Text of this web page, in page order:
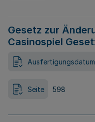
Gesetz zur
Casinospiel
Ausfertigungsdatum
Seite 598